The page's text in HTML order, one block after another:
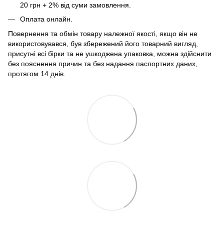
20 грн + 2% від суми замовлення.
Оплата онлайн.
Повернення та обмін товару належної якості, якщо він не
використовувався, був збережений його товарний вигляд,
присутні всі бірки та не ушкоджена упаковка, можна здійснити
без пояснення причин та без надання паспортних даних,
протягом 14 днів.